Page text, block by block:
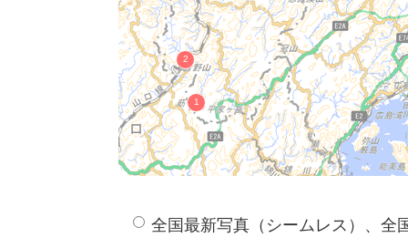
全国最新写真（シームレス）、全